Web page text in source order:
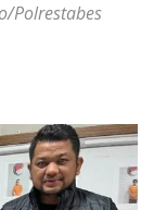
Polrestabes